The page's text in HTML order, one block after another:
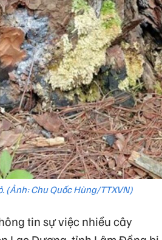
(Ảnh: Chu Quốc Hùng/TTXVN)
tin sự việc nhiều cây